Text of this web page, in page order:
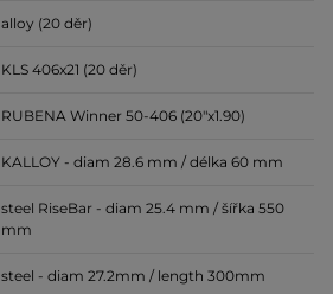
alloy (20 děr)
KLS 406x21 (20 děr)
RUBENA Winner 50-406 (20"x1.90)
KALLOY - diam 28.6 mm / délka 60 mm
steel RiseBar - diam 25.4 mm / šířka 550
mm
steel - diam 27.2mm / length 300mm